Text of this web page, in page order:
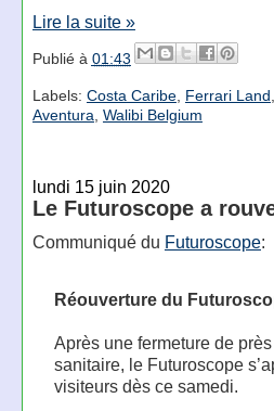
Lire la suite »
Publié à 01:43
Labels: Costa Caribe, Ferrari Land,
Aventura, Walibi Belgium
lundi 15 juin 2020
Le Futuroscope a
Communiqué du Futuroscope:
Réouverture du
Après une fermeture de
sanitaire, le Futuroscope
visiteurs dès ce samedi.